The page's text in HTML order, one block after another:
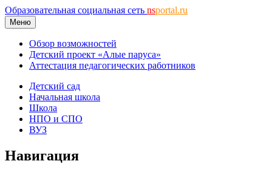
Образовательная социальная сеть nsportal.ru
Меню
Обзор возможностей
Детский проект «Алые паруса»
Аттестация педагогических работников
Детский сад
Начальная школа
Школа
НПО и СПО
ВУЗ
Навигация